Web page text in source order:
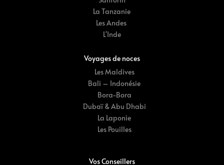
La Tanzanie
Les Andes
L'Inde
Voyages de noces
Les Maldives
Bali – Indonésie
Bora-Bora
Dubaï & Abu Dhabi
La Laponie
Les Pouilles
Vos Conseillers